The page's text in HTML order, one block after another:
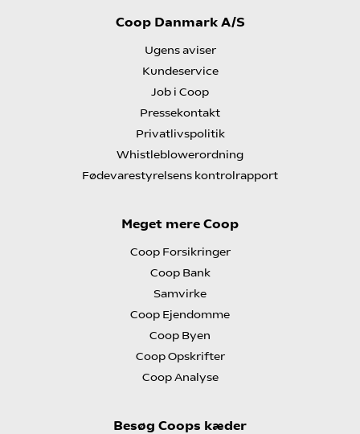
Coop Danmark A/S
Ugens aviser
Kundeservice
Job i Coop
Pressekontakt
Privatlivspolitik
Whistleblowerordning
Fødevarestyrelsens kontrolrapport
Meget mere Coop
Coop Forsikringer
Coop Bank
Samvirke
Coop Ejendomme
Coop Byen
Coop Opskrifter
Coop Analyse
Besøg Coops kæder